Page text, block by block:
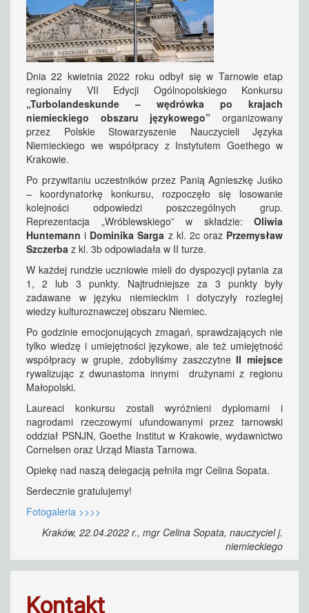
Dnia 22 kwietnia 2022 roku odbył się w Tarnowie etap
regionalny VII Edycji Ogólnopolskiego Konkursu
„Turbolandeskunde – wędrówka po krajach
niemieckiego obszaru językowego” organizowany
przez Polskie Stowarzyszenie Nauczycieli Języka
Niemieckiego we współpracy z Instytutem Goethego w
Krakowie.
Po przywitaniu uczestników przez Panią Agnieszkę Juśko
– koordynatorkę konkursu, rozpoczęło się losowanie
kolejności odpowiedzi poszczególnych grup.
Reprezentacja „Wróblewskiego” w składzie: Oliwia
Huntemann i Dominika Sarga z kl. 2c oraz Przemysław
Szczerba z kl. 3b odpowiadała w II turze.
W każdej rundzie uczniowie mieli do dyspozycji pytania za
1, 2 lub 3 punkty. Najtrudniejsze za 3 punkty były
zadawane w języku niemieckim i dotyczyły rozległej
wiedzy kulturoznawczej obszaru Niemiec.
Po godzinie emocjonujących zmagań, sprawdzających nie
tylko wiedzę i umiejętności językowe, ale też umiejętność
współpracy w grupie, zdobyliśmy zaszczytneII miejsce
rywalizując z dwunastoma innymi drużynami z regionu
Małopolski.
Laureaci konkursu zostali wyróżnieni dyplomami i
nagrodami rzeczowymi ufundowanymi przez tarnowski
oddział PSNJN, Goethe Institut w Krakowie, wydawnictwo
Cornelsen oraz Urząd Miasta Tarnowa.
Opiekę nad naszą delegacją pełniła mgr Celina Sopata.
Serdecznie gratulujemy!
Fotogaleria >>>>
Kraków, 22.04.2022 r., mgr Celina Sopata, nauczyciel j.
niemieckiego
Kontakt